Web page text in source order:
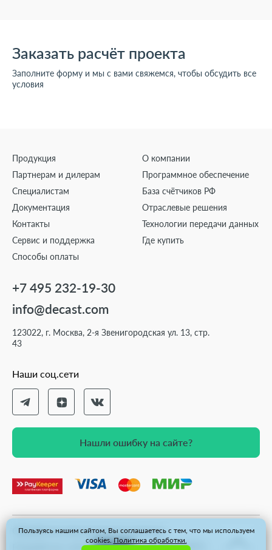
Пользуясь нашим сайтом, Вы соглашаетесь с тем, что мы используем
cookies.Политика обработки.
Заказать расчёт проекта
Заполните форму и мы с вами свяжемся, чтобы обсудить все
условия
Продукция
О компании
Партнерам и дилерам
Программное обеспечение
Специалистам
База счётчиков РФ
Документация
Отраслевые решения
Контакты
Технологии передачи данных
Сервис и поддержка
Где купить
Способы оплаты
+7 495 232-19-30
info@decast.com
123022, г. Москва, 2-я Звенигородская ул. 13, стр.
43
Наши соц.сети
Нашли ошибку на сайте?
Обработка персональных данных
Разработка сайта
Карта сайта